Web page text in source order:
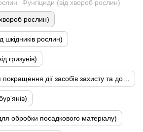
Фунгіциди (від хвороб рослин)
рослин)
шкідників рослин)
гризунів)
обробки посадкового матеріалу)